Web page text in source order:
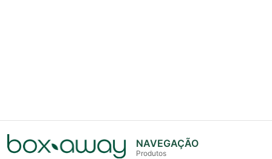
NAVEGAÇÃO
Produtos